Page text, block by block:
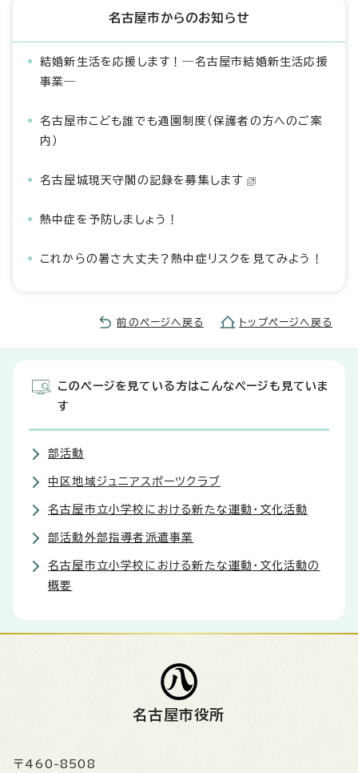
名古屋市からのお知らせ
結婚新生活を応援します！―名古屋市結婚新生活応援
事業―
名古屋市こども誰でも通園制度（保護者の方へのご案
内）
名古屋城現天守閣の記録を募集します
熱中症を予防しましょう！
これからの暑さ大丈夫？熱中症リスクを見てみよう！
前のページへ戻る トップページへ戻る
このページを見ている方はこんなページも見ていま
す
部活動
中区地域ジュニアスポーツクラブ
名古屋市立小学校における新たな運動・文化活動
部活動外部指導者派遣事業
名古屋市立小学校における新たな運動・文化活動の
概要
名古屋市役所
〒460-8508